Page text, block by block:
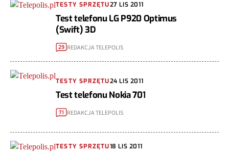
TESTY SPRZĘTU27 LIS 2011
Test telefonu LG P920 Optimus
(Swift) 3D
29 REDAKCJA TELEPOLIS
TESTY SPRZĘTU24 LIS 2011
Test telefonu Nokia 701
71 REDAKCJA TELEPOLIS
TESTY SPRZĘTU18 LIS 2011